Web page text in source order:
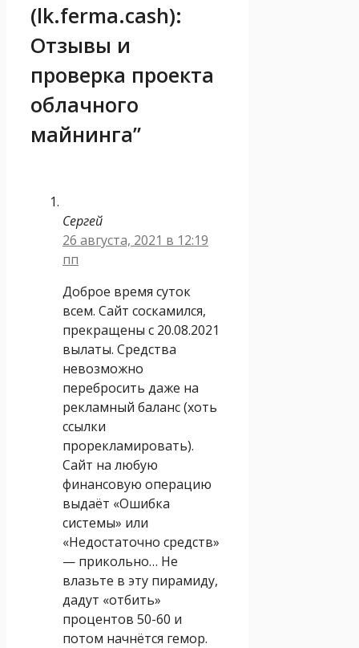
(lk.ferma.cash):
Отзывы и
проверка проекта
облачного
майнинга”
Сергей
26 августа, 2021 в 12:19
пп
Доброе время суток
всем. Сайт соскамился,
прекращены с 20.08.2021
вылаты. Средства
невозможно
перебросить даже на
рекламный баланс (хоть
ссылки
прорекламировать).
Сайт на любую
финансовую операцию
выдаёт «Ошибка
системы» или
«Недостаточно средств»
— прикольно… Не
влазьте в эту пирамиду,
дадут «отбить»
процентов 50-60 и
потом начнётся гемор.